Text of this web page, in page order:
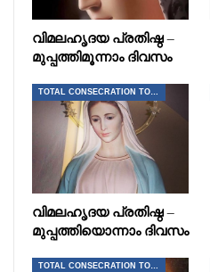
വിമലഹൃദയ പ്രതിഷ്ഠ –
മുപ്പത്തിമൂന്നാം ദിവസം
വിമലഹൃദയ പ്രതിഷ്ഠ –
മുപ്പത്തിയൊന്നാം ദിവസം
TOTAL CONSECRATION TO JESUS THROUGH MARY